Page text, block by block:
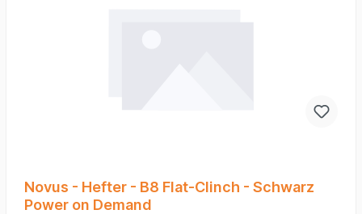
Novus - Hefter - B8 Flat-Clinch - Schwarz
Power on Demand